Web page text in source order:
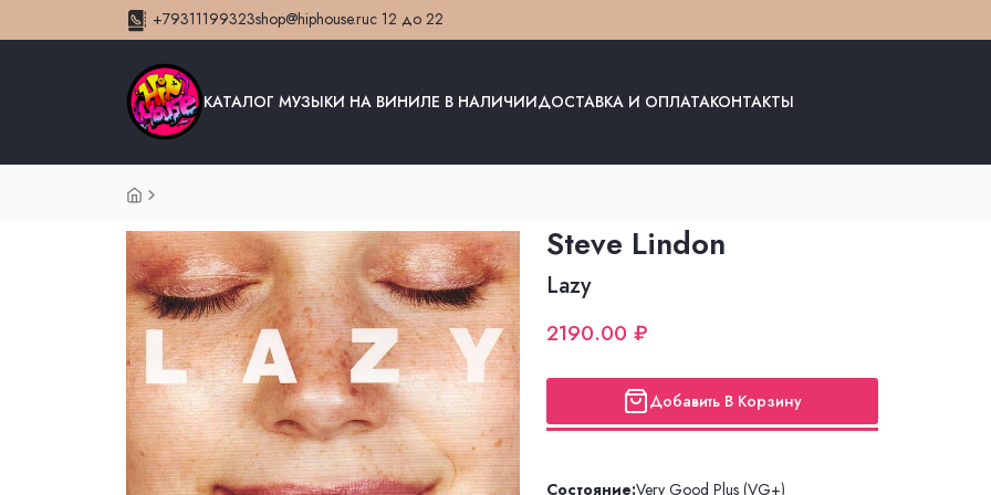
+79311199323shop@hiphouse.ruс 12 до 22
КАТАЛОГ МУЗЫКИ НА ВИНИЛЕ В НАЛИЧИИДОСТАВКА И ОПЛАТАКОНТАКТЫ
Steve Lindon
Lazy
2190.00 ₽
Добавить В Корзину
Состояние:Very Good Plus (VG+)